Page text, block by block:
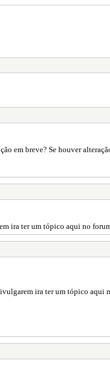
em breve? Se houver
ira ter um tópico aqui no
ira ter um tópico aqui